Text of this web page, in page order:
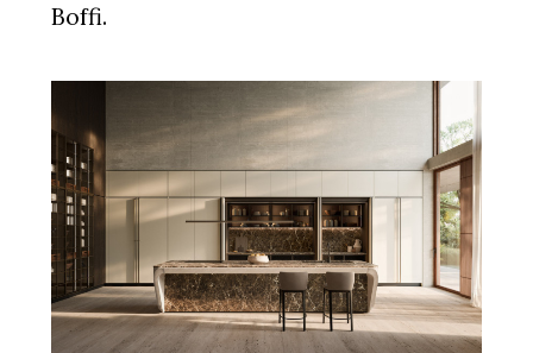
ČLÁNKY
Novinky ze Salone del Mobile 2024:
Konsepti představuje špičkové
designové kousky
Boffi.